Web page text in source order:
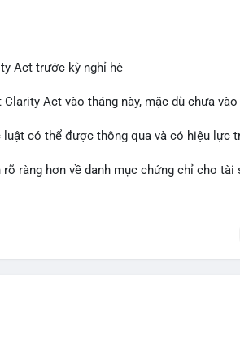
Act trước kỳ nghỉ hè
Act vào tháng này, mặc dù chưa
luật có thể được thông qua và có hiệu lực
ràng hơn về danh mục chứng chỉ cho tài
của nhà đầu tư và phát triển thị trường